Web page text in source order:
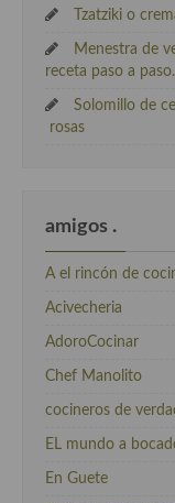
Tzatziki o
Menestra de
receta paso a paso.
Solomillo de
rosas
amigos .
A el rincón de
Acivecheria
AdoroCocinar
Chef Manolito
cocineros de
EL mundo a
En Guete